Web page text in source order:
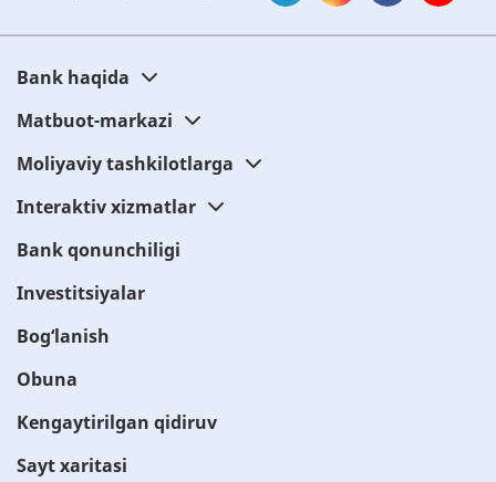
Bank haqida
Matbuot-markazi
Moliyaviy tashkilotlarga
Interaktiv xizmatlar
Bank qonunchiligi
Investitsiyalar
Bog‘lanish
Obuna
Kengaytirilgan qidiruv
Sayt xaritasi